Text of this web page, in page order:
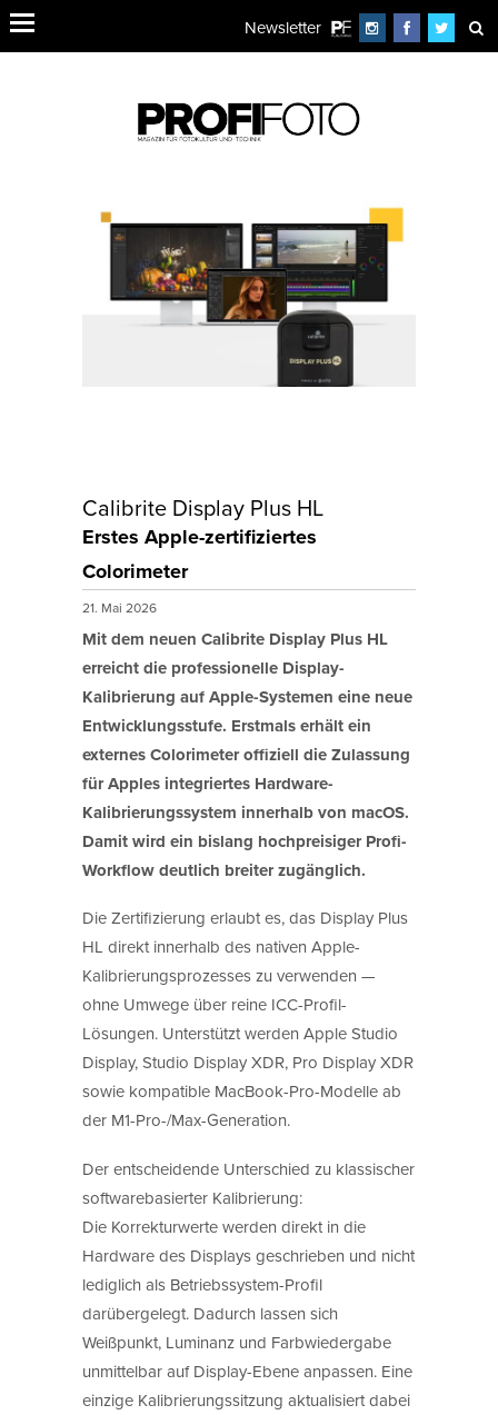
Newsletter
Calibrite Display Plus HL
Erstes Apple-zertifiziertes
Colorimeter
21. Mai 2026
Mit dem neuen Calibrite Display Plus HL
erreicht die professionelle Display-
Kalibrierung auf Apple-Systemen eine neue
Entwicklungsstufe. Erstmals erhält ein
externes Colorimeter offiziell die Zulassung
für Apples integriertes Hardware-
Kalibrierungssystem innerhalb von macOS.
Damit wird ein bislang hochpreisiger Profi-
Workflow deutlich breiter zugänglich.
Die Zertifizierung erlaubt es, das Display Plus
HL direkt innerhalb des nativen Apple-
Kalibrierungsprozesses zu verwenden —
ohne Umwege über reine ICC-Profil-
Lösungen. Unterstützt werden Apple Studio
Display, Studio Display XDR, Pro Display XDR
sowie kompatible MacBook-Pro-Modelle ab
der M1-Pro-/Max-Generation.
Der entscheidende Unterschied zu klassischer
softwarebasierter Kalibrierung:
Die Korrekturwerte werden direkt in die
Hardware des Displays geschrieben und nicht
lediglich als Betriebssystem-Profil
darübergelegt. Dadurch lassen sich
Weißpunkt, Luminanz und Farbwiedergabe
unmittelbar auf Display-Ebene anpassen. Eine
einzige Kalibrierungssitzung aktualisiert dabei